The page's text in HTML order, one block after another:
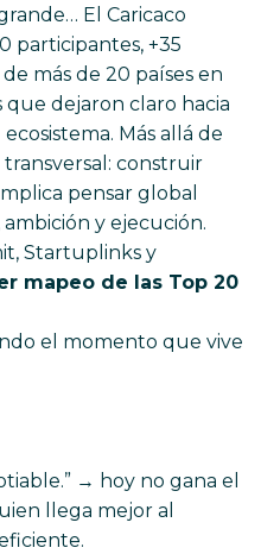
El Caricaco
participantes, +35
más de 20 países en
que dejaron claro hacia
Más allá de
transversal: construir
pensar global
y ejecución.
Startuplinks y
mapeo de las Top 20
el momento que vive
→ hoy no gana el
llega mejor al